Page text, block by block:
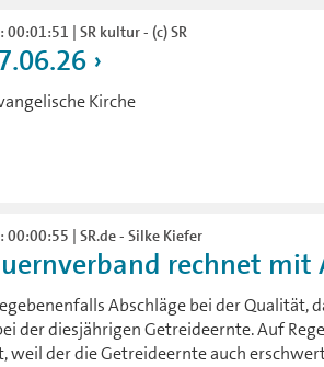
| SR kultur - (c) SR
Kirche
| SR.de - Silke Kiefer
rechnet mit
Abschläge bei der Qualität,
der diesjährigen Getreideernte. Auf
weil der die Getreideernte auch